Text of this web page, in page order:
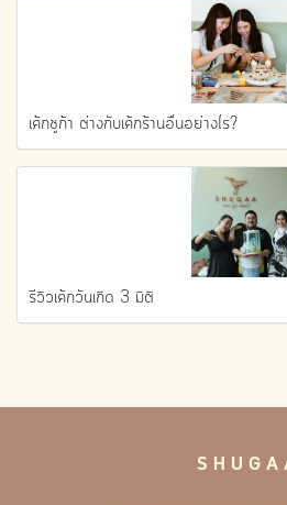
เค้กชูก้า ต่างกับเค้กร้านอื่นอย่างไร?
รีวิวเค้กวันเกิด 3 มิติ
S H U G A